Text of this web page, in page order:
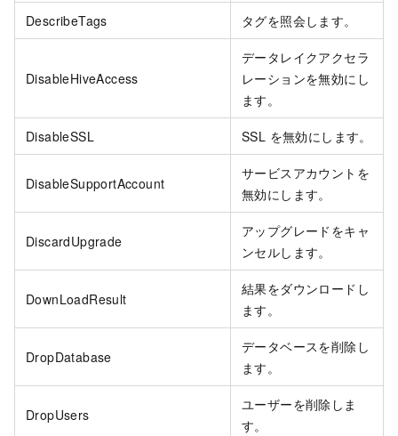
DescribeTags タグを照会します。
DisableHiveAccess
データレイクアクセラ
レーションを無効にし
ます。
DisableSSL SSL を無効にします。
DisableSupportAccount
サービスアカウントを
無効にします。
DiscardUpgrade
アップグレードをキャ
ンセルします。
DownLoadResult
結果をダウンロードし
ます。
DropDatabase
データベースを削除し
ます。
DropUsers
ユーザーを削除しま
す。